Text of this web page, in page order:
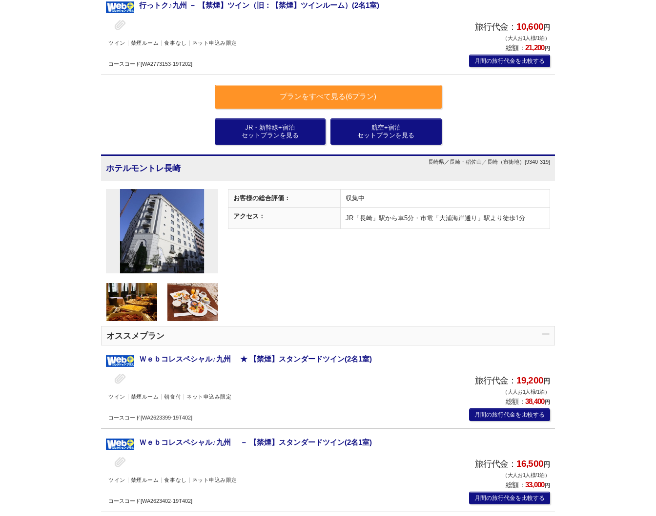
行っトク♪九州 － 【禁煙】ツイン（旧：【禁煙】ツインルーム）(2名1室)
ツイン 禁煙ルーム 食事なし ネット申込み限定
旅行代金： 10,600円
（大人お1人様/1泊）
総額： 21,200円
コースコード[WA2773153-19T202] 月間の旅行代金を比較する
プランをすべて見る(6プラン)
JR・新幹線+宿泊
セットプランを見る
航空+宿泊
セットプランを見る
ホテルモントレ長崎
長崎県／長崎・稲佐山／長崎（市街地）[9340-319]
お客様の総合評価： 収集中
アクセス： JR「長崎」駅から車5分・市電「大浦海岸通り」駅より徒歩1分
オススメプラン
Ｗｅｂコレスペシャル♪九州 ★ 【禁煙】スタンダードツイン(2名1室)
ツイン 禁煙ルーム 朝食付 ネット申込み限定
旅行代金： 19,200円
（大人お1人様/1泊）
総額： 38,400円
コースコード[WA2623399-19T402] 月間の旅行代金を比較する
Ｗｅｂコレスペシャル♪九州 － 【禁煙】スタンダードツイン(2名1室)
ツイン 禁煙ルーム 食事なし ネット申込み限定
旅行代金： 16,500円
（大人お1人様/1泊）
総額： 33,000円
コースコード[WA2623402-19T402] 月間の旅行代金を比較する